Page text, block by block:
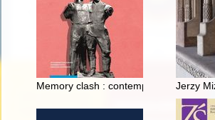
Memory clash : contemporary views on
Jerzy